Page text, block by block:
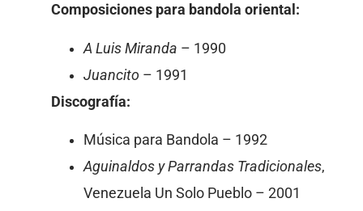
Composiciones para bandola oriental:
A Luis Miranda – 1990
Juancito– 1991
Discografía:
Música para Bandola – 1992
Aguinaldos y Parrandas Tradicionales,
Venezuela Un Solo Pueblo – 2001